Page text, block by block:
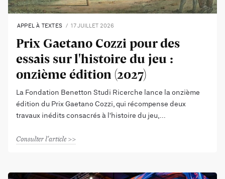
APPEL À TEXTES 17 JUILLET 2026
Prix Gaetano Cozzi pour des
essais sur l'histoire du jeu :
onzième édition (2027)
La Fondation Benetton Studi Ricerche lance la onzième
édition du Prix Gaetano Cozzi, qui récompense deux
travaux inédits consacrés à l'histoire du jeu,
Consulter l'article